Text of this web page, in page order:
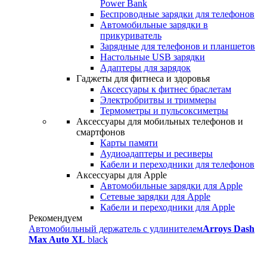
Power Bank
Беспроводные зарядки для телефонов
Автомобильные зарядки в
прикуриватель
Зарядные для телефонов и планшетов
Настольные USB зарядки
Адаптеры для зарядок
Гаджеты для фитнеса и здоровья
Аксессуары к фитнес браслетам
Электробритвы и триммеры
Термометры и пульсоксиметры
Аксессуары для мобильных телефонов и
смартфонов
Карты памяти
Аудиоадаптеры и ресиверы
Кабели и переходники для телефонов
Аксессуары для Apple
Автомобильные зарядки для Apple
Сетевые зарядки для Apple
Кабели и переходники для Apple
Рекомендуем
Автомобильный держатель с удлинителемArroys Dash
Max Auto XL black